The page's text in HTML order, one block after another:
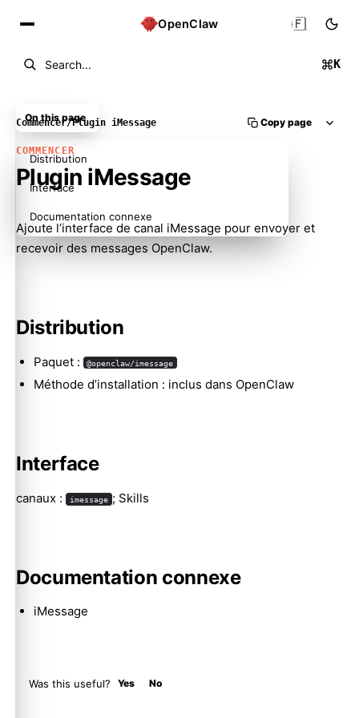
OpenClaw
Search... K
🇫🇷
Commencer/Plugin iMessage Copy page
COMMENCER
Plugin iMessage
Ajoute l’interface de canal iMessage pour envoyer et
recevoir des messages OpenClaw.
Distribution
Paquet : @openclaw/imessage
Méthode d’installation : inclus dans OpenClaw
Interface
canaux : imessage ; Skills
Documentation connexe
iMessage
Was this useful? Yes No
On this page
Distribution
Interface
Documentation connexe